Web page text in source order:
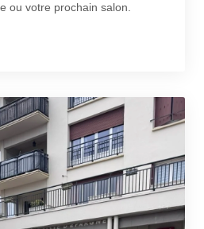
ou votre prochain salon.